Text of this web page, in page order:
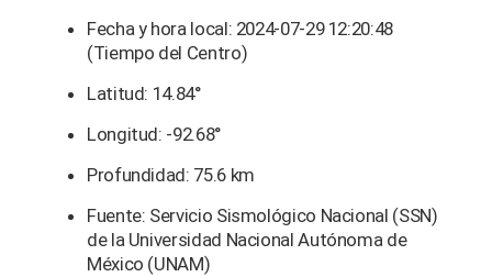
Fecha y hora local: 2024-07-29 12:20:48
(Tiempo del Centro)
Latitud: 14.84°
Longitud: -92.68°
Profundidad: 75.6 km
Fuente: Servicio Sismológico Nacional (SSN)
de la Universidad Nacional Autónoma de
México (UNAM)